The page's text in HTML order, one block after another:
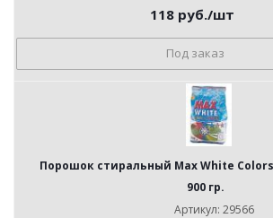
118 руб./шт
Под заказ
Порошок стиральный Max White
900 гр.
Артикул: 29566